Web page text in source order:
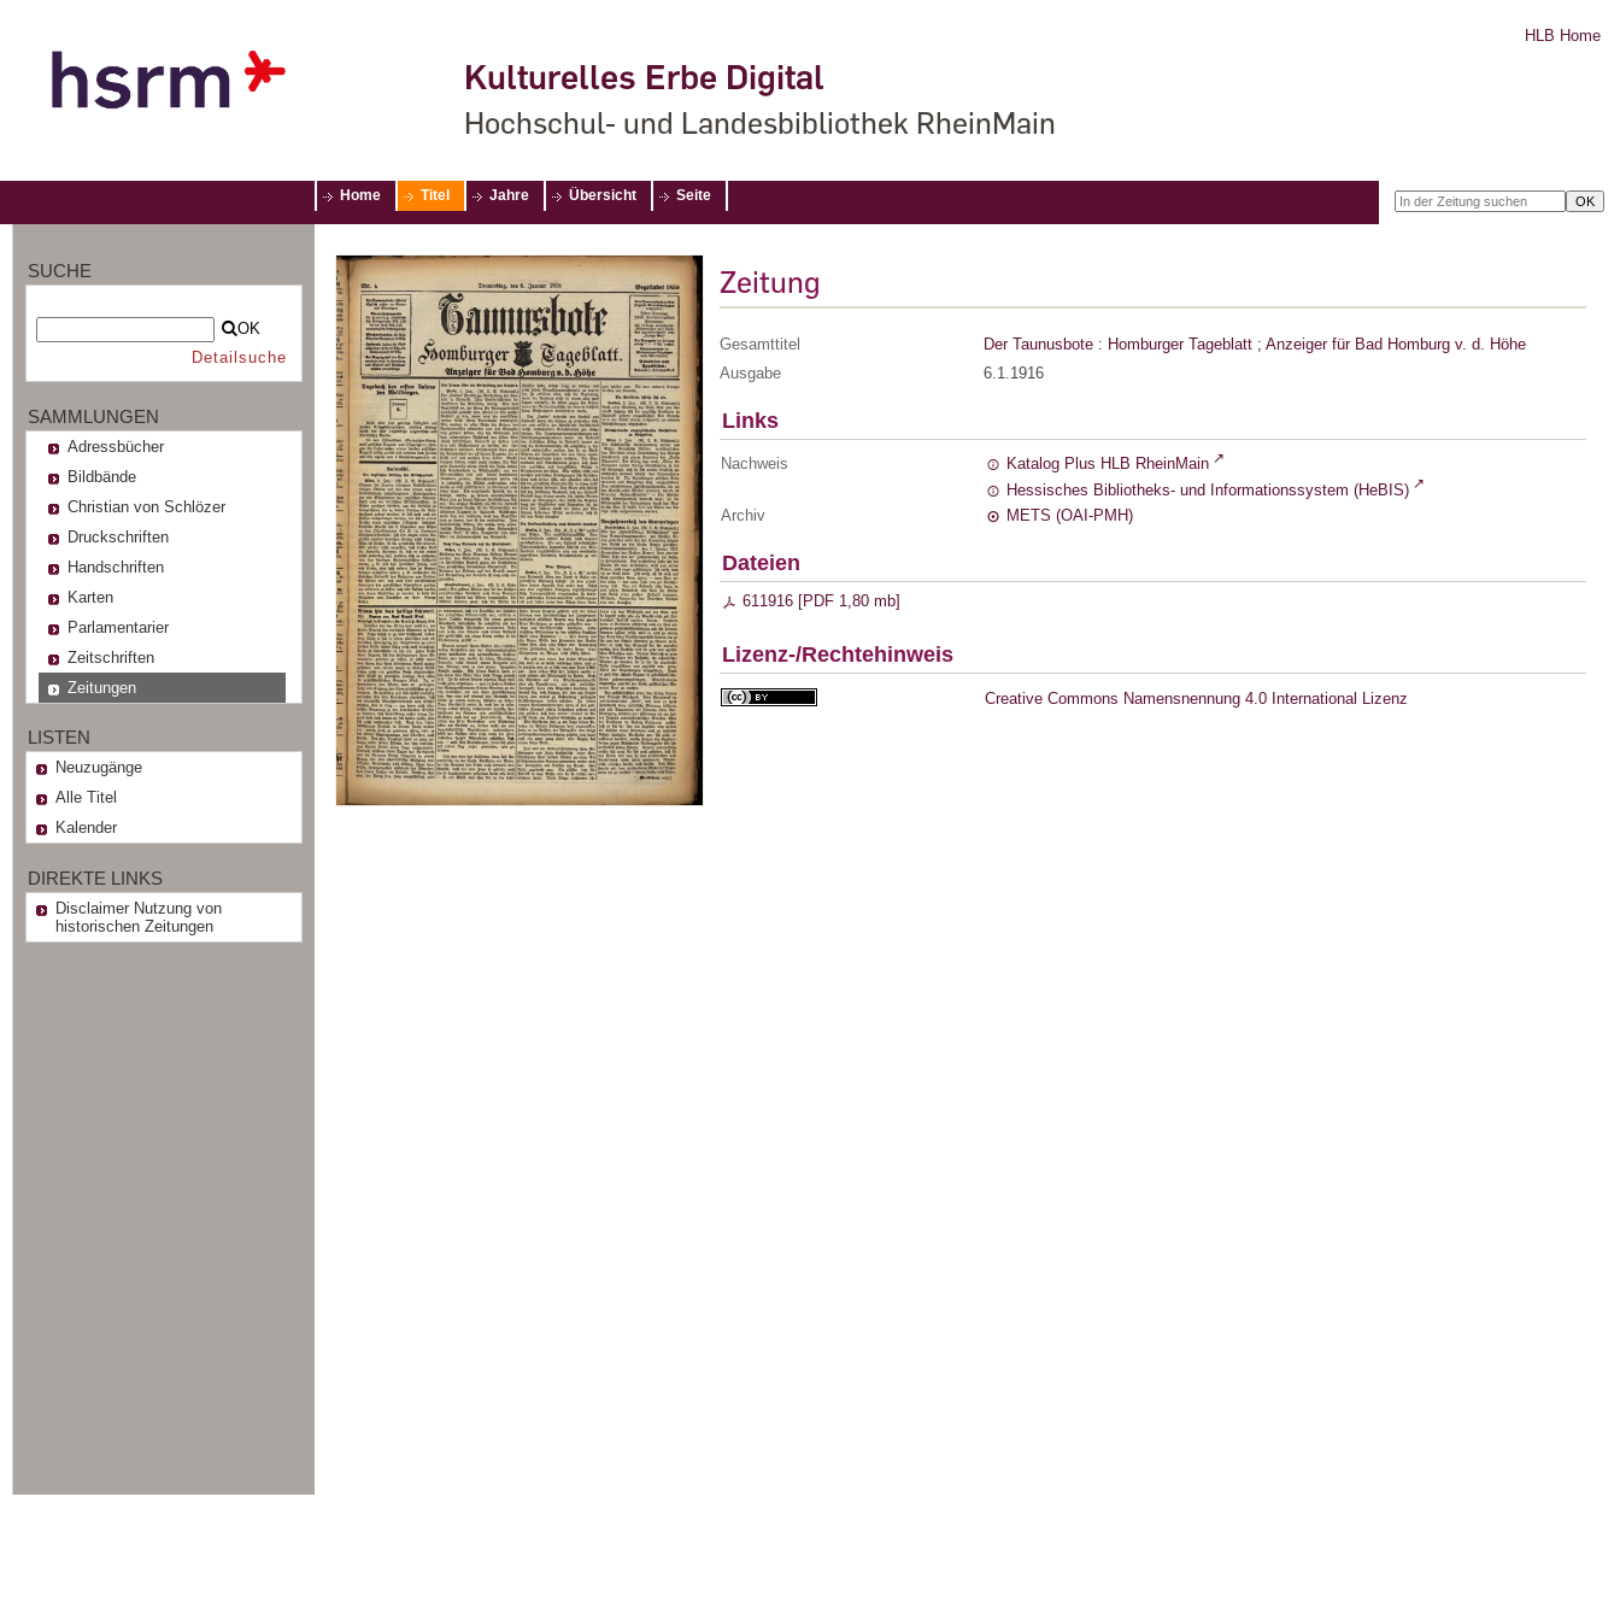
Kulturelles Erbe Digital
Hochschul- und Landesbibliothek RheinMain
HLB Home
Home Titel Jahre Übersicht Seite
SUCHE
OK
Detailsuche
SAMMLUNGEN
Adressbücher
Bildbände
Christian von Schlözer
Druckschriften
Handschriften
Karten
Parlamentarier
Zeitschriften
Zeitungen
LISTEN
Neuzugänge
Alle Titel
Kalender
DIREKTE LINKS
Disclaimer Nutzung von
historischen Zeitungen
Zeitung
Gesamttitel
Der Taunusbote : Homburger Tageblatt ; Anzeiger für Bad Homburg v. d. Höhe
Ausgabe
6.1.1916
Links
Nachweis
Katalog Plus HLB RheinMain
Hessisches Bibliotheks- und Informationssystem (HeBIS)
Archiv
METS (OAI-PMH)
Dateien
611916 [PDF 1,80 mb]
Lizenz-/Rechtehinweis
Creative Commons Namensnennung 4.0 International Lizenz